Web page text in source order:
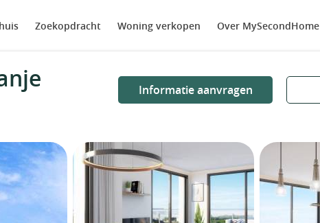
Zoekopdracht Woning verkopen Over MySecondHome
Informatie aanvragen